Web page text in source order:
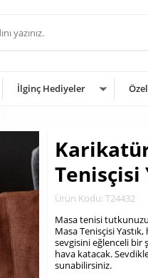
İlginç Hediyeler
Tenisçisi
Ürün Kodu: T24432
Masa tenisi
Masa Tenisçisi
sevgisini eğlenceli bir
hava katacak.
sunabilirsiniz.